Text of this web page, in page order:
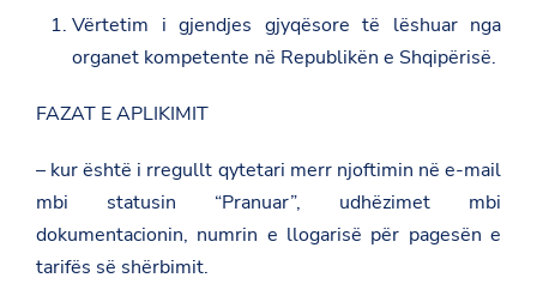
Vërtetim i gjendjes gjyqësore të lëshuar nga
organet kompetente në Republikën e Shqipërisë.
FAZAT E APLIKIMIT
– kur është i rregullt qytetari merr njoftimin në e-mail
mbi statusin “Pranuar”, udhëzimet mbi
dokumentacionin, numrin e llogarisë për pagesën e
tarifës së shërbimit.